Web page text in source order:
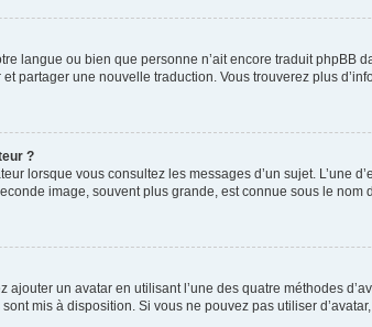
langue ou bien que personne n’ait encore traduit
partager une nouvelle traduction. Vous trouverez plus
?
lorsque vous consultez les messages d’un sujet. L’une
image, souvent plus grande, est connue sous le
un avatar en utilisant l’une des quatre méthodes
mis à disposition. Si vous ne pouvez pas utiliser